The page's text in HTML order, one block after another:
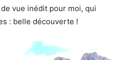
vue inédit pour moi, qui
: belle découverte !